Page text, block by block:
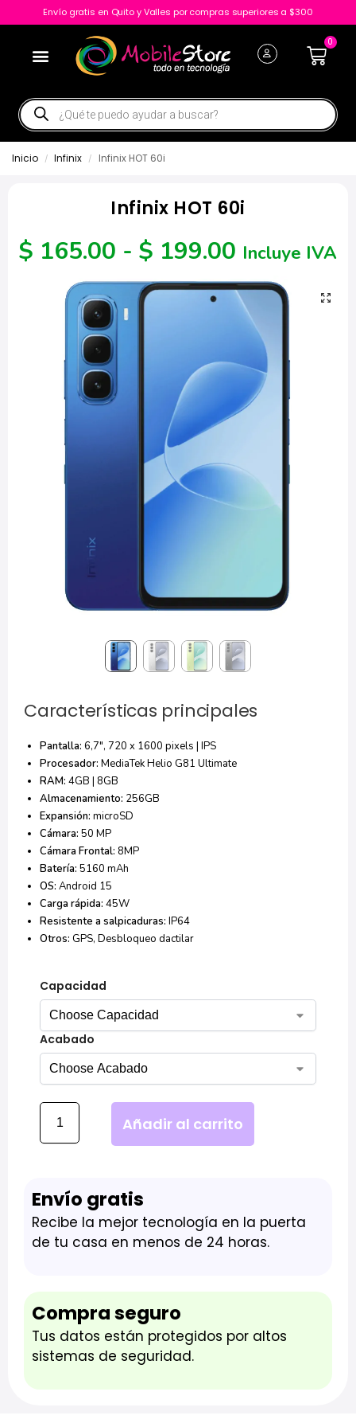
Envío gratis en Quito y Valles por compras superiores a $300
0
Inicio / Infinix / Infinix HOT 60i
Infinix HOT 60i
$ 165.00 - $ 199.00 Incluye IVA
Características principales
Pantalla: 6,7″, 720 x 1600 pixels | IPS
Procesador: MediaTek Helio G81 Ultimate
RAM: 4GB | 8GB
Almacenamiento: 256GB
Expansión: microSD
Cámara: 50 MP
Cámara Frontal: 8MP
Batería: 5160 mAh
OS: Android 15
Carga rápida: 45W
Resistente a salpicaduras: IP64
Otros: GPS, Desbloqueo dactilar
Capacidad
Acabado
Añadir al carrito
Envío gratis
Recibe la mejor tecnología en la puerta
de tu casa en menos de 24 horas.
Compra seguro
Tus datos están protegidos por altos
sistemas de seguridad.